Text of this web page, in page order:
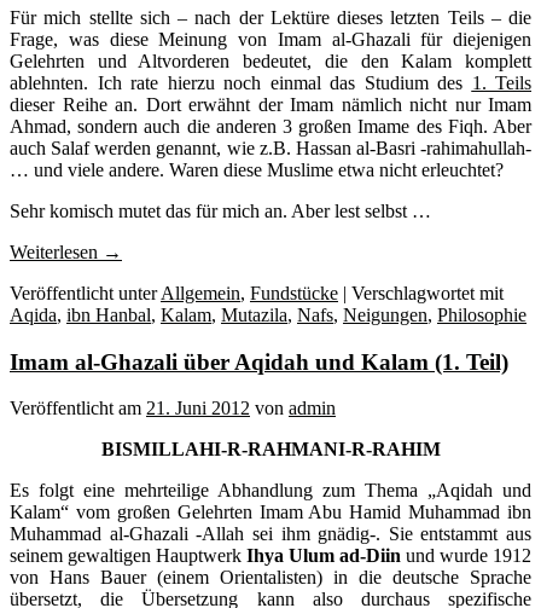
Für mich stellte sich – nach der Lektüre dieses letzten Teils – die
Frage, was diese Meinung von Imam al-Ghazali für diejenigen
Gelehrten und Altvorderen bedeutet, die den Kalam komplett
ablehnten. Ich rate hierzu noch einmal das Studium des 1. Teils
dieser Reihe an. Dort erwähnt der Imam nämlich nicht nur Imam
Ahmad, sondern auch die anderen 3 großen Imame des Fiqh. Aber
auch Salaf werden genannt, wie z.B. Hassan al-Basri -rahimahullah-
… und viele andere. Waren diese Muslime etwa nicht erleuchtet?
Sehr komisch mutet das für mich an. Aber lest selbst …
Weiterlesen →
Veröffentlicht unter Allgemein, Fundstücke | Verschlagwortet mit
Aqida, ibn Hanbal, Kalam, Mutazila, Nafs, Neigungen, Philosophie
Imam al-Ghazali über Aqidah und Kalam (1. Teil)
Veröffentlicht am 21. Juni 2012 von admin
BISMILLAHI-R-RAHMANI-R-RAHIM
Es folgt eine mehrteilige Abhandlung zum Thema „Aqidah und
Kalam“ vom großen Gelehrten Imam Abu Hamid Muhammad ibn
Muhammad al-Ghazali -Allah sei ihm gnädig-. Sie entstammt aus
seinem gewaltigen Hauptwerk Ihya Ulum ad-Diin und wurde 1912
von Hans Bauer (einem Orientalisten) in die deutsche Sprache
übersetzt, die Übersetzung kann also durchaus spezifische